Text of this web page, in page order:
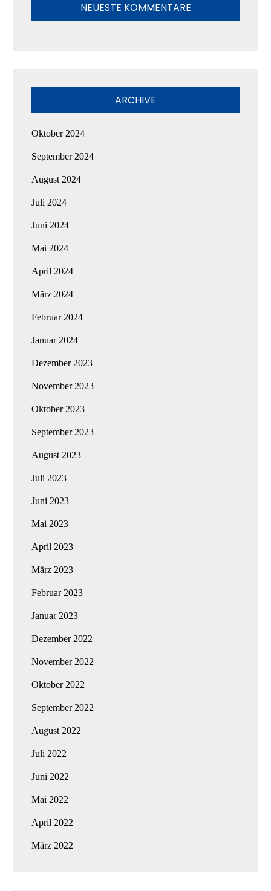
NEUESTE KOMMENTARE
ARCHIVE
Oktober 2024
September 2024
August 2024
Juli 2024
Juni 2024
Mai 2024
April 2024
März 2024
Februar 2024
Januar 2024
Dezember 2023
November 2023
Oktober 2023
September 2023
August 2023
Juli 2023
Juni 2023
Mai 2023
April 2023
März 2023
Februar 2023
Januar 2023
Dezember 2022
November 2022
Oktober 2022
September 2022
August 2022
Juli 2022
Juni 2022
Mai 2022
April 2022
März 2022